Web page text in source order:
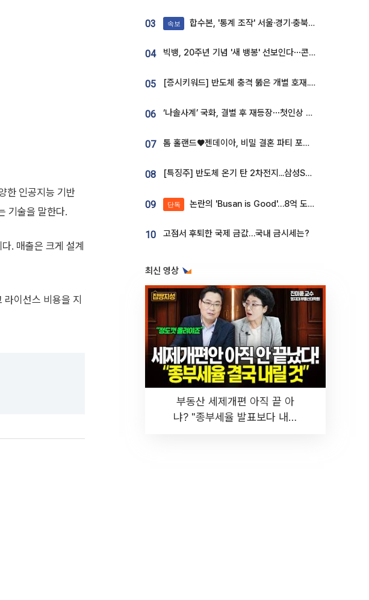
한 인공지능 기반
기술을 말한다.
. 매출은 크게 설계
이선스 비용을 지
03 속보 합수본, '통계 조작' 서울·경기·충북 선관위 등 추가 압수수색
04 빅뱅, 20주년 기념 '새 뱅봉' 선보인다⋯콘서트 앞두고 팝업 개최
05 [증시키워드] 반도체 충격 뚫은 개별 호재...포스코퓨처엠·에코프로·한화솔루션 '눈길'
06 ‘나솔사계’ 국화, 결별 후 재등장⋯첫인상 투표 휩쓸고 ‘인기녀’ 등극
07 톰 홀랜드♥젠데이아, 비밀 결혼 파티 포착⋯호텔 대관비만 9억
08 [특징주] 반도체 온기 탄 2차전지...삼성SDI, 장 초반 7% 넘게 껑충
09 단독 논란의 'Busan is Good'…8억 도시브랜드, 용산 대통령실 CI 업체가 수행
10 고점서 후퇴한 국제 금값…국내 금시세는?
최신 영상
부동산 세제개편 아직 끝 아
냐? "종부세율 발표보다 내릴